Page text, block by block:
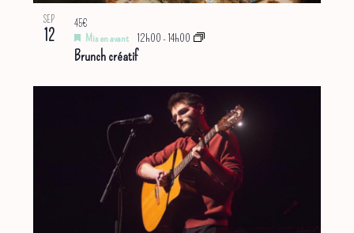
SEP
12
Brunch créatif
Mis en avant 12h00 -14h00
45€